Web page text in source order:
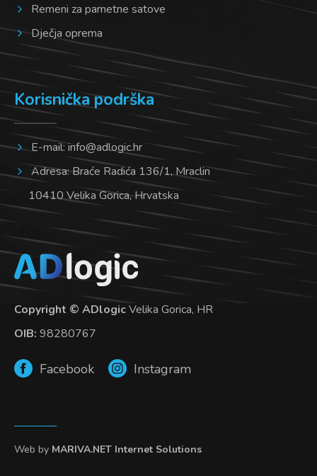
Remeni za pametne satove
Dječja oprema
Korisnička podrška
E-mail:info@adlogic.hr
Adresa: Braće Radića 136/1, Mraclin
10410 Velika Gorica, Hrvatska
Copyright © ADlogicVelika Gorica, HR
OIB: 98280767
Facebook Instagram
Web by MARIVA.NET Internet Solutions